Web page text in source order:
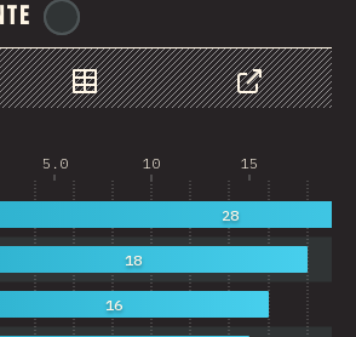
Date Share
5.0 10 15
16
18
28